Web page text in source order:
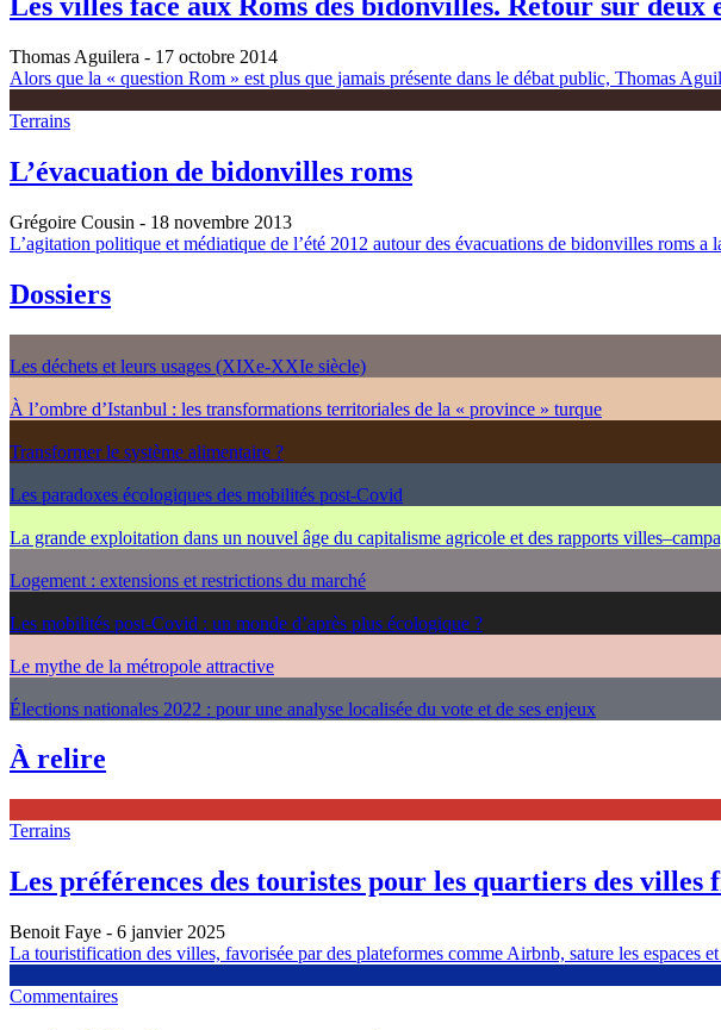
Thomas Aguilera - 17 octobre 2014
Alors que la « question Rom » est plus que jamais présente dans le débat public, Thomas
Terrains
L’évacuation de bidonvilles roms
Grégoire Cousin - 18 novembre 2013
L’agitation politique et médiatique de l’été 2012 autour des évacuations de bidonvilles roms a
Dossiers
Les déchets et leurs usages (XIXe-XXIe siècle)
À l’ombre d’Istanbul : les transformations territoriales de la « province » turque
Transformer le système alimentaire ?
Les paradoxes écologiques des mobilités post-Covid
La grande exploitation dans un nouvel âge du capitalisme agricole et des rapports
Logement : extensions et restrictions du marché
Les mobilités post-Covid : un monde d’après plus écologique ?
Le mythe de la métropole attractive
Élections nationales 2022 : pour une analyse localisée du vote et de ses enjeux
À relire
Terrains
Les préférences des touristes pour les quartiers des villes
Benoit Faye - 6 janvier 2025
La touristification des villes, favorisée par des plateformes comme Airbnb, sature les espaces
Commentaires